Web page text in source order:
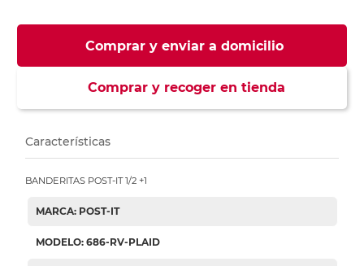
Comprar y enviar a domicilio
Comprar y recoger en tienda
Características
BANDERITAS POST-IT 1/2 +1
MARCA: POST-IT
MODELO: 686-RV-PLAID